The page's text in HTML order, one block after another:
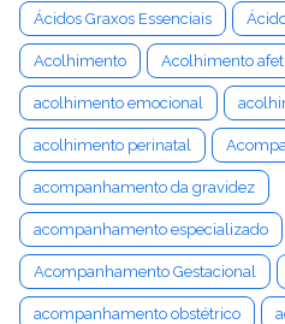
Ácidos Graxos Essenciais
Acolhimento Acolhimento
acolhimento emocional
acolhimento perinatal
acompanhamento da gravidez
acompanhamento especializado
Acompanhamento Gestacional
acompanhamento obstétrico